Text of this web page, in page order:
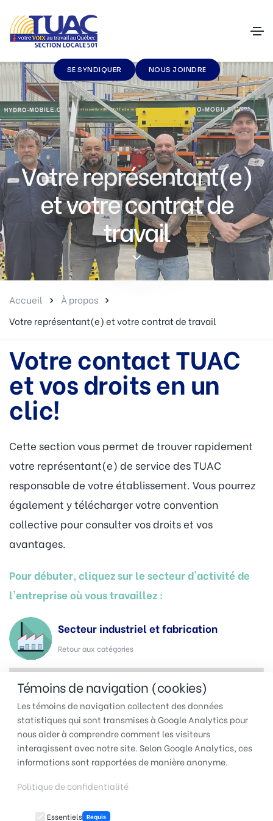
Témoins de navigation (cookies)
Les témoins de navigation collectent des données
statistiques qui sont transmises à Google Analytics pour
nous aider à comprendre comment les visiteurs
interagissent avec notre site. Selon Google Analytics, ces
informations sont rapportées de manière anonyme.
Politique de confidentialité
Essentiels Requis
SE SYNDIQUER NOUS JOINDRE
Votre représentant(e)
et votre contrat de
travail
Accueil
À propos
Votre représentant(e) et votre contrat de travail
Votre contact TUAC
et vos droits en un
clic!
Cette section vous permet de trouver rapidement
votre représentant(e) de service des TUAC
responsable de votre établissement. Vous pourrez
également y télécharger votre convention
collective pour consulter vos droits et vos
avantages.
Pour débuter, cliquez sur le secteur d'activité de
l'entreprise où vous travaillez :
Secteur industriel et fabrication
Retour aux catégories
TUAC 501 | Respect, dignité
et qualité de vie!